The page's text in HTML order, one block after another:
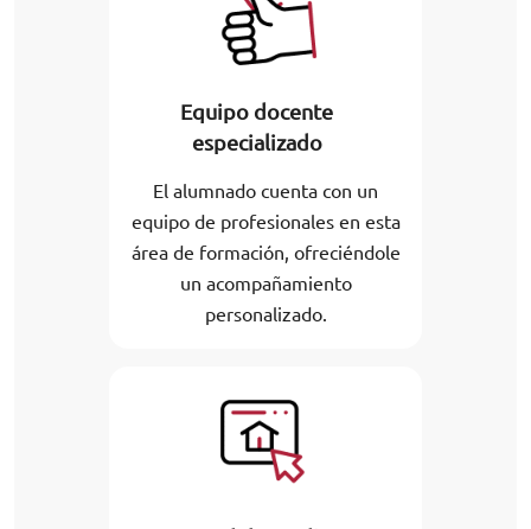
Equipo docente
especializado
El alumnado cuenta con un
equipo de profesionales en esta
área de formación, ofreciéndole
un acompañamiento
personalizado.